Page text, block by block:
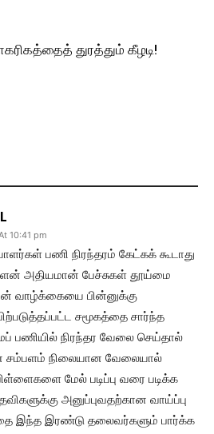
துரத்தும் கீழடி!
10:41 pm
பணி நிரந்தரம் கேட்கக் கூடாது
அதியமான் பேச்சுகள் தூய்மை
வாழ்க்கையை பின்னுக்கு
சமூகத்தை சார்ந்த
பணியில் நிரந்தர வேலை செய்தால்
சம்பளம் நிலையான வேலையால்
மேல் படிப்பு வரை படிக்க
அனுப்புவதற்கான வாய்ப்பு
இந்த இரண்டு தலைவர்களும் பார்க்க